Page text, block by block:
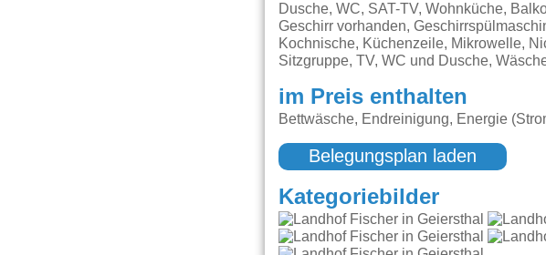
Dusche, WC, SAT-TV, Wohnküche,
Geschirr vorhanden,
Kochnische, Küchenzeile, Mikrowelle,
Sitzgruppe, TV, WC und Dusche,
im Preis enthalten
Bettwäsche, Endreinigung, Energie
Belegungsplan laden
Kategoriebilder